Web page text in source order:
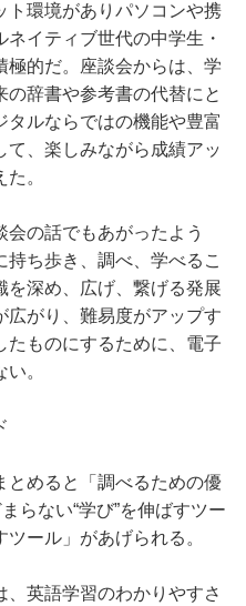
環境がありパソコンや携
イティブ世代の中学生・
極的だ。座談会からは、学
辞書や参考書の代替にと
タルならではの機能や豊富
て、楽しみながら成績アッ
。
の話でもあがったよう
ち歩き、調べ、学べるこ
を深め、広げ、繋げる発展
広がり、難易度がアップす
たものにするために、電子
。
めると「調べるための優
らない“学び”を伸ばすツー
ール」があげられる。
英語学習のわかりやすさ